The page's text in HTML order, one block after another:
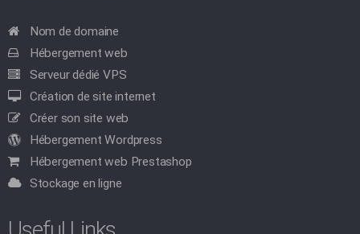
Nom de domaine
Hébergement web
Serveur dédié VPS
Création de site internet
Créer son site web
Hébergement Wordpress
Hébergement web Prestashop
Stockage en ligne